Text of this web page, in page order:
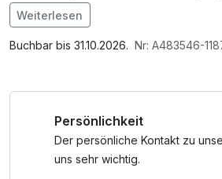
unvergessliche Radtouren durch eine
Gegenden Europas.
mit spektakulärem Ausblick. Dank der
Schladming-Dachstein Sommercard
Im Angebot enthalten
Saunabenutzung, Saunatuch, W-
Weiterlesen
Buchbar bis 31.10.2026. Nr: A483546-
Persönlichkeit
Der persönliche Kontakt zu
uns sehr wichtig.